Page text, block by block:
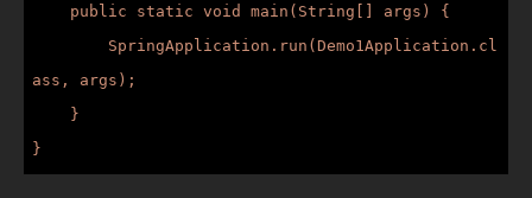
public static void main(String[] args) {
SpringApplication.run(Demo1Application.cl
ass, args);
}
}